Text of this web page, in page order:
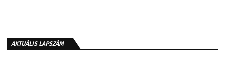
AKTUÁLIS LAPSZÁM